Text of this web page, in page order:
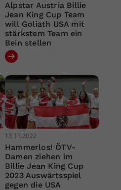
Alpstar Austria Billie
Jean King Cup Team
will Goliath USA mit
stärkstem Team ein
Bein stellen
13.11.2022
Hammerlos! ÖTV-
Damen ziehen im
Billie Jean King Cup
2023 Auswärtsspiel
gegen die USA